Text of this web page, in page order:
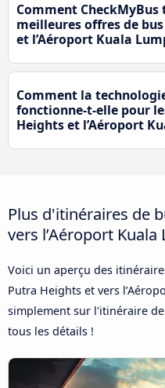
Comment
meilleures offres de
et l’Aéroport Kuala
Comment la
fonctionne-t-elle pour
Heights et l’Aéroport
Plus d'itinéraires de
vers l’Aéroport
Voici un aperçu des
Putra Heights et vers
simplement sur l'itinéraire
tous les détails !